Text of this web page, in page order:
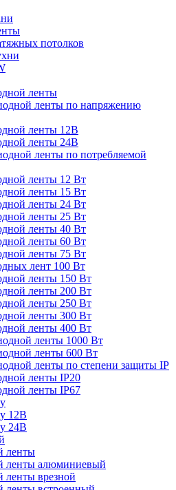
потолков
ленты
ленты по напряжению
ленты 12В
ленты 24В
ленты по потребляемой
ленты 12 Вт
ленты 15 Вт
ленты 24 Вт
ленты 25 Вт
ленты 40 Вт
ленты 60 Вт
ленты 75 Вт
лент 100 Вт
ленты 150 Вт
ленты 200 Вт
ленты 250 Вт
ленты 300 Вт
ленты 400 Вт
ленты 1000 Вт
ленты 600 Вт
ленты по степени защиты IP
ленты IP20
ленты IP67
12В
24В
ленты
ленты алюминиевый
ленты врезной